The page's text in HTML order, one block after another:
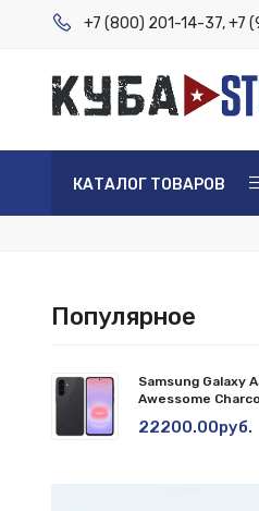
+7 (800) 201-14-37,+7
КАТАЛОГ ТОВАРОВ
Популярное
Samsung Galaxy
Awessome
22200.00руб.